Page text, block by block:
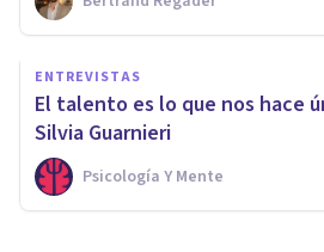
ENTREVISTAS
El talento es lo que nos hace
Silvia Guarnieri
Psicología Y Mente
ENTREVISTAS
Agustín
creencias
profundamente
Psicología Y Mente